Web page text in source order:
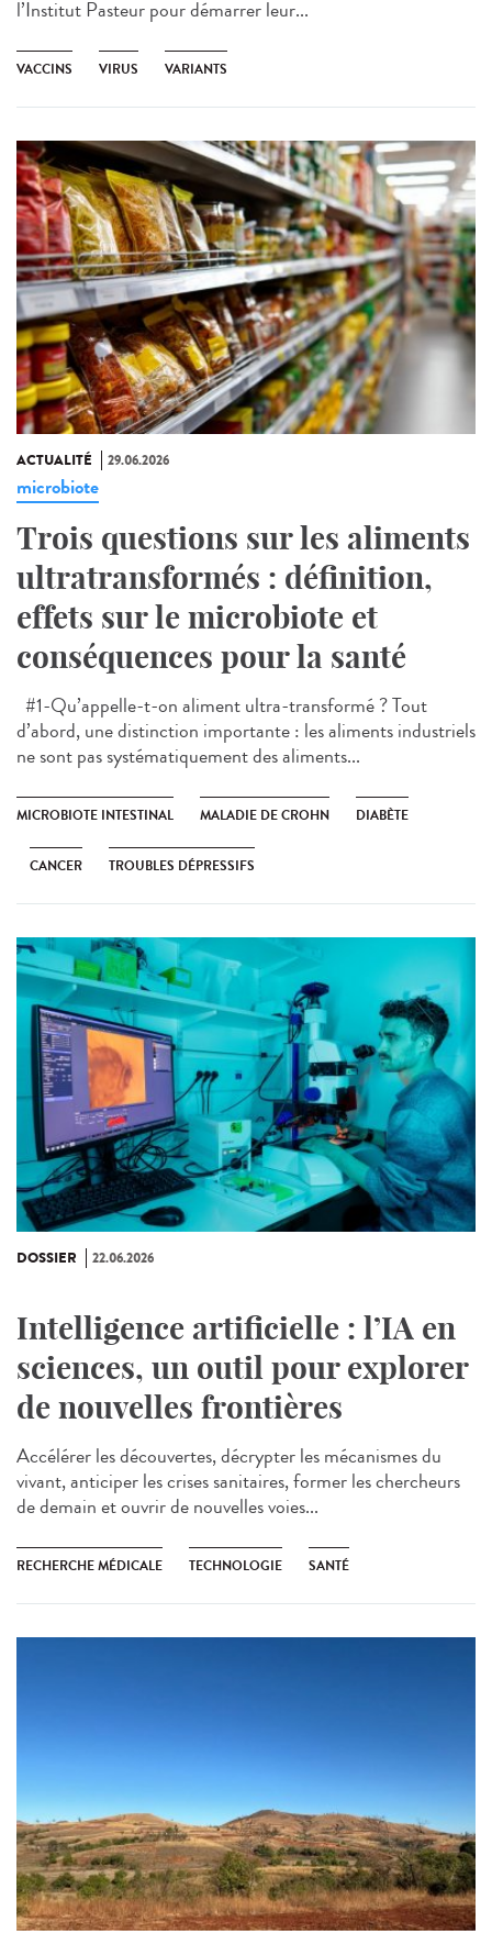
l’Institut Pasteur pour démarrer leur...
VACCINS VIRUS VARIANTS
ACTUALITÉ 29.06.2026
microbiote
Trois questions sur les aliments
ultratransformés : définition,
effets sur le microbiote et
conséquences pour la santé
#1-Qu’appelle-t-on aliment ultra-transformé ? Tout
d’abord, une distinction importante : les aliments industriels
ne sont pas systématiquement des aliments...
MICROBIOTE INTESTINAL MALADIE DE CROHN DIABÈTE
CANCER TROUBLES DÉPRESSIFS
DOSSIER 22.06.2026
Intelligence artificielle : l’IA en
sciences, un outil pour explorer
de nouvelles frontières
Accélérer les découvertes, décrypter les mécanismes du
vivant, anticiper les crises sanitaires, former les chercheurs
de demain et ouvrir de nouvelles voies...
RECHERCHE MÉDICALE TECHNOLOGIE SANTÉ